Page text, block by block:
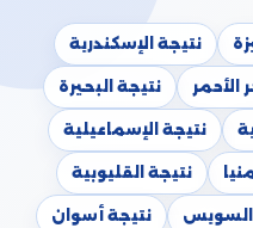
نتيجة الإسكندرية
الأحمر نتيجة البحيرة
نتيجة الإسماعيلية
نتيجة القليوبية
السويس نتيجة أسوان